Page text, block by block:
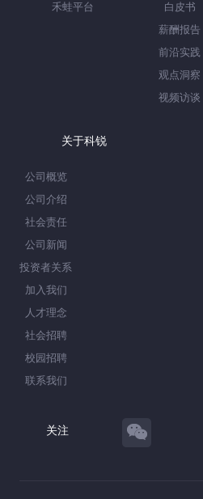
禾蛙平台
白皮书
薪酬报告
前沿实践
观点洞察
视频访谈
关于科锐
公司概览
公司介绍
社会责任
公司新闻
投资者关系
加入我们
人才理念
社会招聘
校园招聘
联系我们
关注